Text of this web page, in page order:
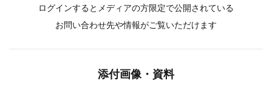
ログインするとメディアの方限定で公開されている
お問い合わせ先や情報がご覧いただけます
添付画像・資料